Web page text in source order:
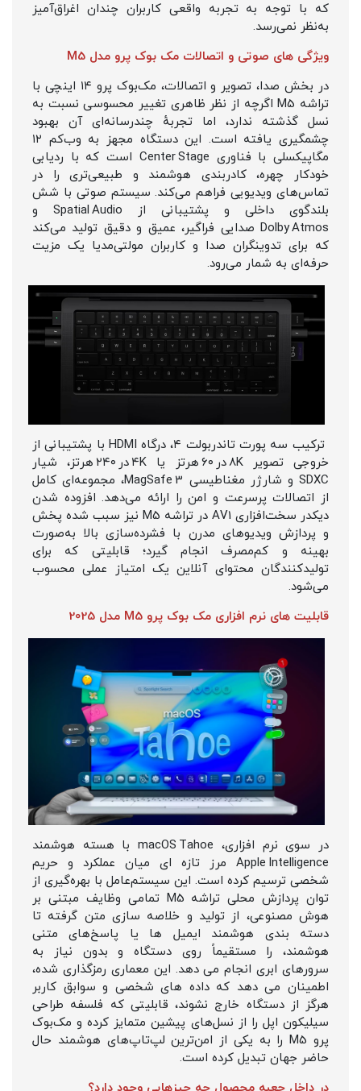
که با توجه به تجربه واقعی کاربران چندان اغراق‌آمیز
به‌نظر نمی‌رسد.
ویژگی های صوتی و اتصالات مک بوک پرو مدل M5
در بخش صدا، تصویر و اتصالات، مک‌بوک پرو ۱۴ اینچی با
تراشه M5 اگرچه از نظر ظاهری تغییر محسوسی نسبت به
نسل گذشته ندارد، اما تجربهٔ چندرسانه‌ای آن بهبود
چشمگیری یافته است. این دستگاه مجهز به وب‌کم ۱۲
مگاپیکسلی با فناوری Center Stage است که با ردیابی
خودکار چهره، کادربندی هوشمند و طبیعی‌تری را در
تماس‌های ویدیویی فراهم می‌کند. سیستم صوتی با شش
بلندگوی داخلی و پشتیبانی از Spatial Audio و
Dolby Atmos صدایی فراگیر، عمیق و دقیق تولید می‌کند
که برای تدوینگران صدا و کاربران مولتی‌مدیا یک مزیت
حرفه‌ای به شمار می‌رود.
ترکیب سه پورت تاندربولت ۴، درگاه HDMI با پشتیبانی از
خروجی تصویر ۸K در ۶۰ هرتز یا ۴K در ۲۴۰ هرتز، شیار
SDXC و شارژر مغناطیسی MagSafe 3، مجموعه‌ای کامل
از اتصالات پرسرعت و امن را ارائه می‌دهد. افزوده شدن
دیکدر سخت‌افزاری AV1 در تراشه M5 نیز سبب شده پخش
و پردازش ویدیوهای مدرن با فشرده‌سازی بالا به‌صورت
بهینه و کم‌مصرف انجام گیرد؛ قابلیتی که برای
تولیدکنندگان محتوای آنلاین یک امتیاز عملی محسوب
می‌شود.
قابلیت های نرم افزاری مک بوک پرو M5 مدل 2025
در سوی نرم‌ افزاری، macOS Tahoe با هسته هوشمند
Apple Intelligence مرز تازه‌ ای میان عملکرد و حریم
شخصی ترسیم کرده است. این سیستم‌عامل با بهره‌گیری از
توان پردازش محلی تراشه M5 تمامی وظایف مبتنی بر
هوش مصنوعی، از تولید و خلاصه‌ سازی متن گرفته تا
دسته‌ بندی هوشمند ایمیل‌ ها یا پاسخ‌های متنی
هوشمند، را مستقیماً روی دستگاه و بدون نیاز به
سرورهای ابری انجام می‌ دهد. این معماری رمزگذاری‌ شده،
اطمینان می‌ دهد که داده‌ های شخصی و سوابق کاربر
هرگز از دستگاه خارج نشوند، قابلیتی که فلسفه طراحی
سیلیکون اپل را از نسل‌های پیشین متمایز کرده و مک‌بوک
پرو M5 را به یکی از امن‌ترین لپ‌تاپ‌های هوشمند حال
حاضر جهان تبدیل کرده است.